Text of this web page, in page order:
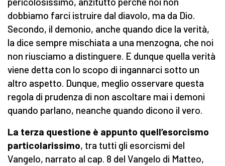
dobbiamo farci istruire dal diavolo, ma da Dio.
Secondo, il demonio, anche quando dice la verità,
la dice sempre mischiata a una menzogna, che noi
non riusciamo a distinguere. E dunque quella verità
viene detta con lo scopo di ingannarci sotto un
altro aspetto. Dunque, meglio osservare questa
regola di prudenza di non ascoltare mai i demoni
quando parlano, neanche quando dicono il vero.
La terza questione è appunto quell’esorcismo
particolarissimo, tra tutti gli esorcismi del
Vangelo, narrato al cap. 8 del Vangelo di Matteo,